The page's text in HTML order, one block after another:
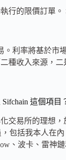
的限價訂單。
。利率將基於市
種收入來源，
這個項目
交易所的理想
包括我本人在
、波卡、雷神